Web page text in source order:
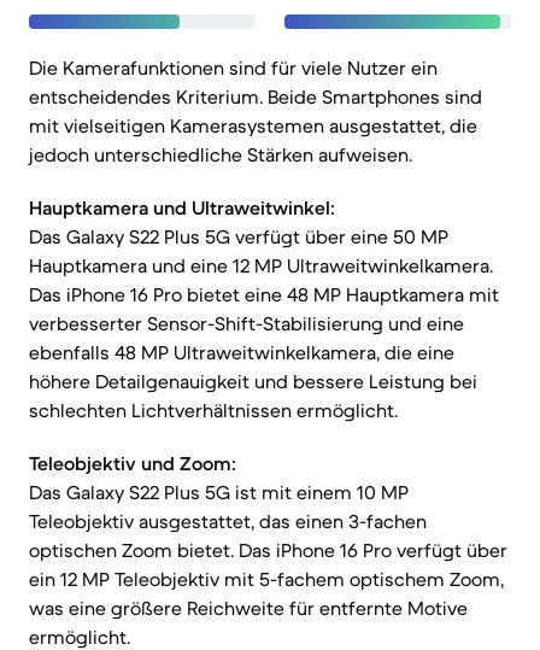
Die Kamerafunktionen sind für viele Nutzer ein
entscheidendes Kriterium. Beide Smartphones sind
mit vielseitigen Kamerasystemen ausgestattet, die
jedoch unterschiedliche Stärken aufweisen.
Hauptkamera und Ultraweitwinkel:
Das Galaxy S22 Plus 5G verfügt über eine 50 MP
Hauptkamera und eine 12 MP Ultraweitwinkelkamera.
Das iPhone 16 Pro bietet eine 48 MP Hauptkamera mit
verbesserter Sensor-Shift-Stabilisierung und eine
ebenfalls 48 MP Ultraweitwinkelkamera, die eine
höhere Detailgenauigkeit und bessere Leistung bei
schlechten Lichtverhältnissen ermöglicht.
Teleobjektiv und Zoom:
Das Galaxy S22 Plus 5G ist mit einem 10 MP
Teleobjektiv ausgestattet, das einen 3-fachen
optischen Zoom bietet. Das iPhone 16 Pro verfügt über
ein 12 MP Teleobjektiv mit 5-fachem optischem Zoom,
was eine größere Reichweite für entfernte Motive
ermöglicht.